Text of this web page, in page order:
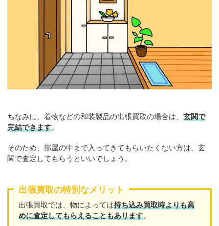
ちなみに、着物などの和装製品の出張買取の場合は、 玄関で
完結できます。
そのため、部屋の中まで入ってきてもらいたくない方は、玄
関で査定してもらうといいでしょう。
出張買取の特別なメリット
出張買取では、物によっては持ち込み買取時よりも高
めに査定してもらえることもあります。